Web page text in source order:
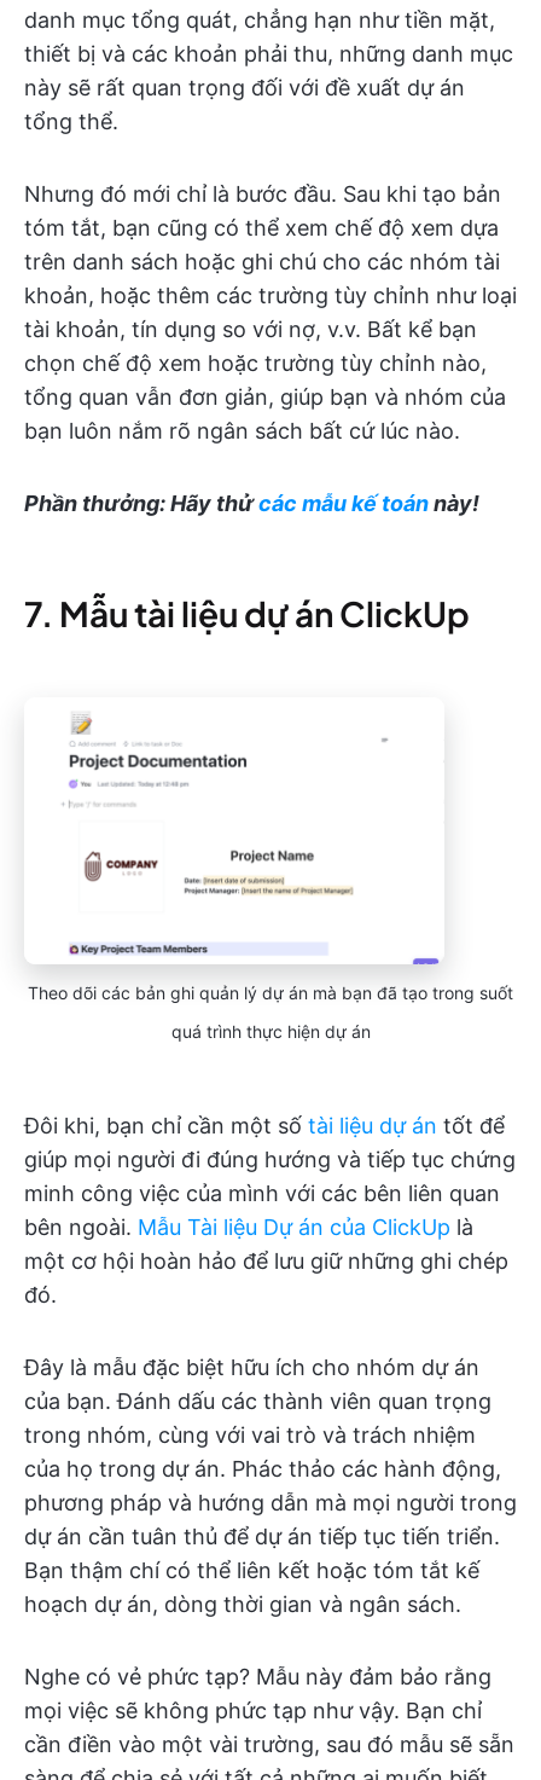
danh mục tổng quát, chẳng hạn như tiền mặt,
thiết bị và các khoản phải thu, những danh mục
này sẽ rất quan trọng đối với đề xuất dự án
tổng thể.
Nhưng đó mới chỉ là bước đầu. Sau khi tạo bản
tóm tắt, bạn cũng có thể xem chế độ xem dựa
trên danh sách hoặc ghi chú cho các nhóm tài
khoản, hoặc thêm các trường tùy chỉnh như loại
tài khoản, tín dụng so với nợ, v.v. Bất kể bạn
chọn chế độ xem hoặc trường tùy chỉnh nào,
tổng quan vẫn đơn giản, giúp bạn và nhóm của
bạn luôn nắm rõ ngân sách bất cứ lúc nào.
Phần thưởng: Hãy thửcác mẫu kế toánnày!
7. Mẫu tài liệu dự án ClickUp
Theo dõi các bản ghi quản lý dự án mà bạn đã tạo trong suốt
quá trình thực hiện dự án
Đôi khi, bạn chỉ cần một số tài liệu dự án tốt để
giúp mọi người đi đúng hướng và tiếp tục chứng
minh công việc của mình với các bên liên quan
bên ngoài. Mẫu Tài liệu Dự án của ClickUp là
một cơ hội hoàn hảo để lưu giữ những ghi chép
đó.
Đây là mẫu đặc biệt hữu ích cho nhóm dự án
của bạn. Đánh dấu các thành viên quan trọng
trong nhóm, cùng với vai trò và trách nhiệm
của họ trong dự án. Phác thảo các hành động,
phương pháp và hướng dẫn mà mọi người trong
dự án cần tuân thủ để dự án tiếp tục tiến triển.
Bạn thậm chí có thể liên kết hoặc tóm tắt kế
hoạch dự án, dòng thời gian và ngân sách.
Nghe có vẻ phức tạp? Mẫu này đảm bảo rằng
mọi việc sẽ không phức tạp như vậy. Bạn chỉ
cần điền vào một vài trường, sau đó mẫu sẽ sẵn